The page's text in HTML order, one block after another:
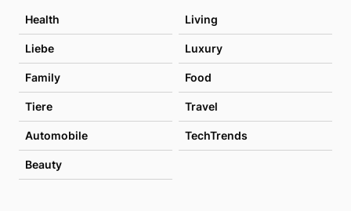
Health Living
Liebe Luxury
Family Food
Tiere Travel
Automobile TechTrends
Beauty